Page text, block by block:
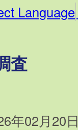
Language
査
年02月20日